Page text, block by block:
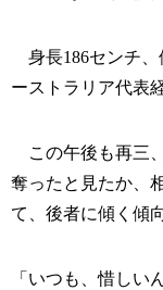
身長186センチ、
ーストラリア代表
この午後も再三
奪ったと見たか、
て、後者に傾く傾
「いつも、惜しい